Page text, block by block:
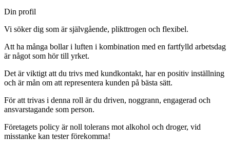
Din profil
Vi söker dig som är självgående, plikttrogen och flexibel.
Att ha många bollar i luften i kombination med en fartfylld arbetsdag
är något som hör till yrket.
Det är viktigt att du trivs med kundkontakt, har en positiv inställning
och är mån om att representera kunden på bästa sätt.
För att trivas i denna roll är du driven, noggrann, engagerad och
ansvarstagande som person.
Företagets policy är noll tolerans mot alkohol och droger, vid
misstanke kan tester förekomma!